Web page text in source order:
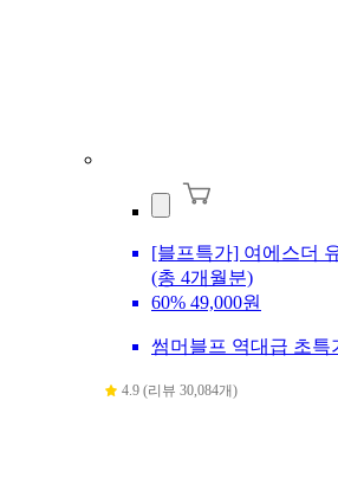
[블프특가] 여에스더
(총 4개월분)
60% 49,000원
썸머블프 역대급 초특
4.9 (리뷰 30,084개)